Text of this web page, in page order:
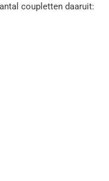
coupletten daaruit: